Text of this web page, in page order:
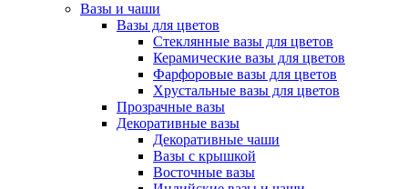
Вазы и чаши
Вазы для цветов
Стеклянные вазы для цветов
Керамические вазы для цветов
Фарфоровые вазы для цветов
Хрустальные вазы для цветов
Прозрачные вазы
Декоративные вазы
Декоративные чаши
Вазы с крышкой
Восточные вазы